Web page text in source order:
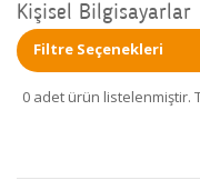
Kişisel Bilgisayarlar
Filtre Seçenekleri
0 adet ürün listelenmiştir.